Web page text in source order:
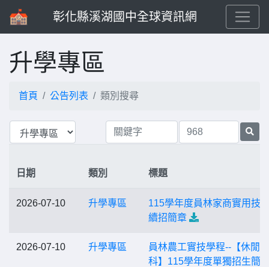
彰化縣溪湖國中全球資訊網
升學專區
首頁 公告列表 類別搜尋
日期 類別 標題
2026-07-10 升學專區
115學年度員林家商實用技
續招簡章
2026-07-10 升學專區
員林農工實技學程--【休閒
科】115學年度單獨招生簡